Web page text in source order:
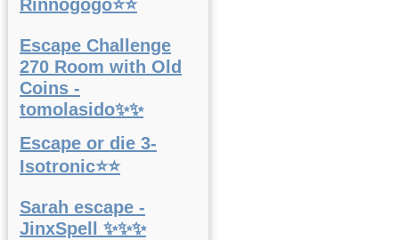
Rinnogogo⭐⭐
Escape Challenge
270 Room with Old
Coins -
tomolasido✨✨
Escape or die 3-
Isotronic⭐⭐
Sarah escape -
JinxSpell ✨✨✨